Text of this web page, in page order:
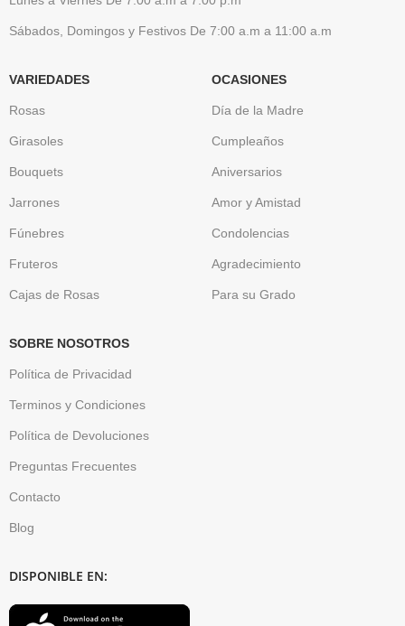
Sábados, Domingos y Festivos De 7:00 a.m a 11:00 a.m
VARIEDADES
Rosas
Girasoles
Bouquets
Jarrones
Fúnebres
Fruteros
Cajas de Rosas
OCASIONES
Día de la Madre
Cumpleaños
Aniversarios
Amor y Amistad
Condolencias
Agradecimiento
Para su Grado
SOBRE NOSOTROS
Política de Privacidad
Terminos y Condiciones
Política de Devoluciones
Preguntas Frecuentes
Contacto
Blog
DISPONIBLE EN: